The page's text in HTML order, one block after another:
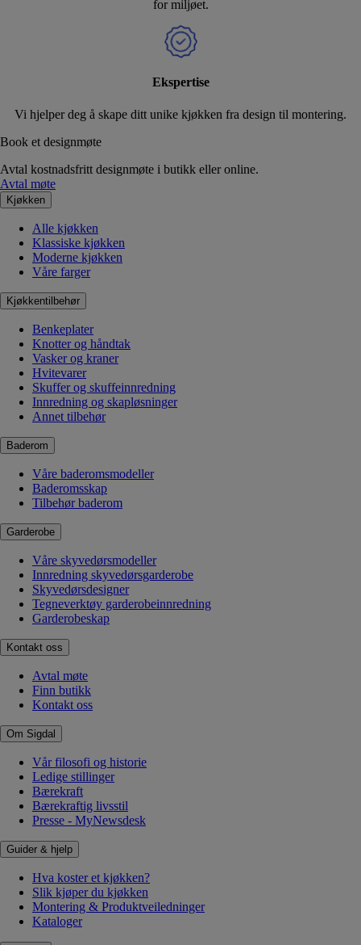
for miljøet.
Ekspertise
Vi hjelper deg å skape ditt unike kjøkken fra design til montering.
Book et designmøte
Avtal kostnadsfritt designmøte i butikk eller online.
Avtal møte
Kjøkken
Alle kjøkken
Klassiske kjøkken
Moderne kjøkken
Våre farger
Kjøkkentilbehør
Benkeplater
Knotter og håndtak
Vasker og kraner
Hvitevarer
Skuffer og skuffeinnredning
Innredning og skapløsninger
Annet tilbehør
Baderom
Våre baderomsmodeller
Baderomsskap
Tilbehør baderom
Garderobe
Våre skyvedørsmodeller
Innredning skyvedørsgarderobe
Skyvedørsdesigner
Tegneverktøy garderobeinnredning
Garderobeskap
Kontakt oss
Avtal møte
Finn butikk
Kontakt oss
Om Sigdal
Vår filosofi og historie
Ledige stillinger
Bærekraft
Bærekraftig livsstil
Presse - MyNewsdesk
Guider & hjelp
Hva koster et kjøkken?
Slik kjøper du kjøkken
Montering & Produktveiledninger
Kataloger